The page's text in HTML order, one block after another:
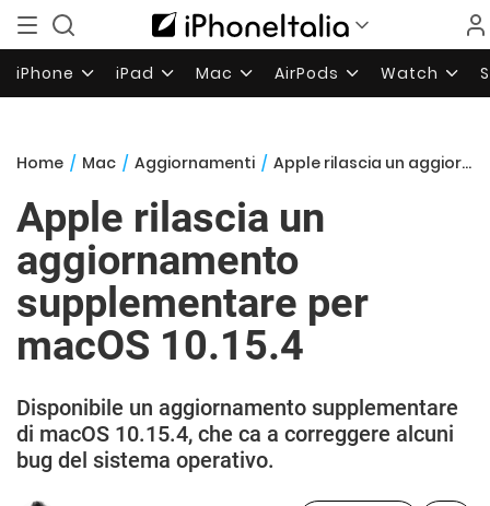
iPhone iPad Mac AirPods Watch
Home / Mac / Aggiornamenti / Apple rilascia un aggiornamento supplementare per macOS 10.15.4
Apple rilascia un
aggiornamento
supplementare per
macOS 10.15.4
Disponibile un aggiornamento supplementare
di macOS 10.15.4, che ca a correggere alcuni
bug del sistema operativo.